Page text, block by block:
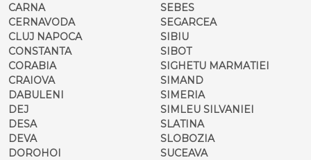
CARNA
CERNAVODA
CLUJ NAPOCA
CONSTANTA
CORABIA
CRAIOVA
DABULENI
DEJ
DESA
DEVA
DOROHOI
SEBES
SEGARCEA
SIBIU
SIBOT
SIGHETU MARMATIEI
SIMAND
SIMERIA
SIMLEU SILVANIEI
SLATINA
SLOBOZIA
SUCEAVA